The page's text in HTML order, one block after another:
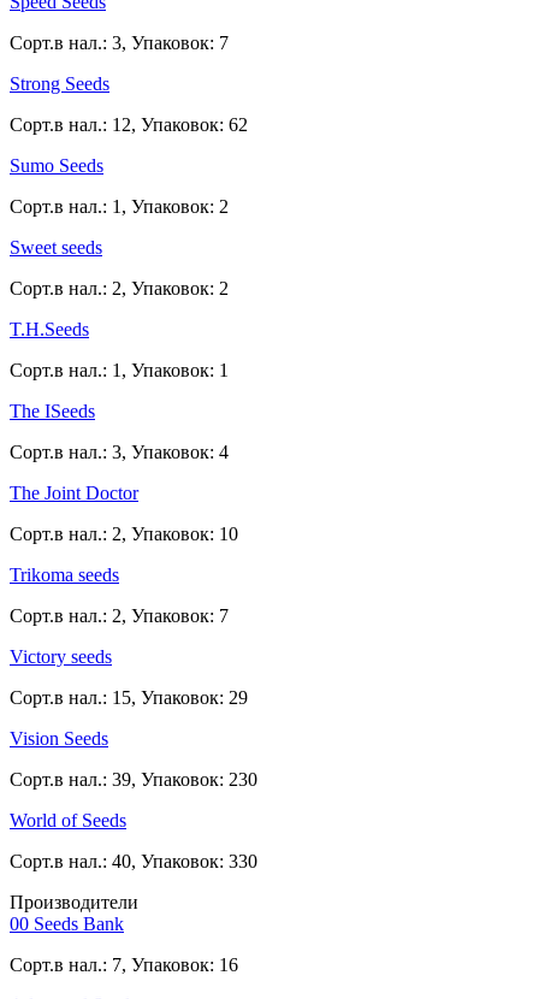
Сорт.в нал.: 3, Упаковок: 7
Strong Seeds
Сорт.в нал.: 12, Упаковок: 62
Sumo Seeds
Сорт.в нал.: 1, Упаковок: 2
Sweet seeds
Сорт.в нал.: 2, Упаковок: 2
T.H.Seeds
Сорт.в нал.: 1, Упаковок: 1
The ISeeds
Сорт.в нал.: 3, Упаковок: 4
The Joint Doctor
Сорт.в нал.: 2, Упаковок: 10
Trikoma seeds
Сорт.в нал.: 2, Упаковок: 7
Victory seeds
Сорт.в нал.: 15, Упаковок: 29
Vision Seeds
Сорт.в нал.: 39, Упаковок: 230
World of Seeds
Сорт.в нал.: 40, Упаковок: 330
Производители
00 Seeds Bank
Сорт.в нал.: 7, Упаковок: 16